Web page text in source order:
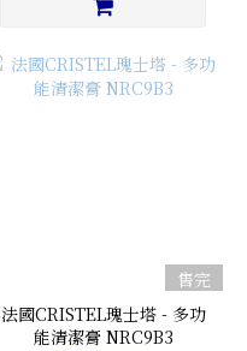
售完
法國CRISTEL瑰士塔 - 多功
能清潔膏 NRC9B3